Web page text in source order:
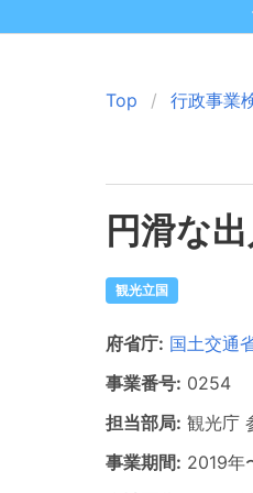
Top 行政事業
円滑な
観光立国
府省庁: 国土交通
事業番号: 0254
担当部局: 観光庁
事業期間: 2019年